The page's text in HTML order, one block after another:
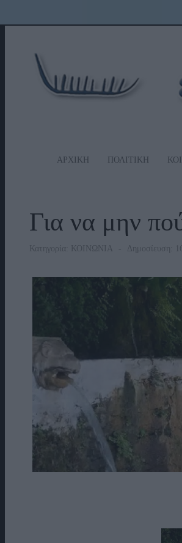
ΑΡΧΙΚΗ ΠΟΛΙΤΙΚΗ
Για να μην
Κατηγορία: ΚΟΙΝΩΝΙΑ Δημοσίευση: